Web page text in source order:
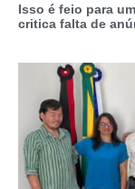
Isso é feio para
critica falta de